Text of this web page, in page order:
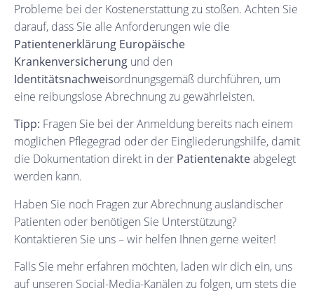
Probleme bei der Kostenerstattung zu stoßen. Achten Sie
darauf, dass Sie alle Anforderungen wie die
Patientenerklärung Europäische
Krankenversicherung und den
Identitätsnachweisordnungsgemäß durchführen, um
eine reibungslose Abrechnung zu gewährleisten.
Tipp: Fragen Sie bei der Anmeldung bereits nach einem
möglichen Pflegegrad oder der Eingliederungshilfe, damit
die Dokumentation direkt in der Patientenakteabgelegt
werden kann.
Haben Sie noch Fragen zur Abrechnung ausländischer
Patienten oder benötigen Sie Unterstützung?
Kontaktieren Sie uns – wir helfen Ihnen gerne weiter!
Falls Sie mehr erfahren möchten, laden wir dich ein, uns
auf unseren Social-Media-Kanälen zu folgen, um stets die